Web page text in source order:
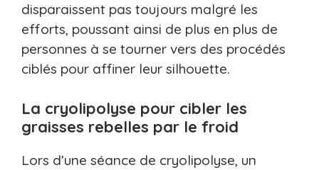
disparaissent pas toujours malgré les
efforts, poussant ainsi de plus en plus de
personnes à se tourner vers des procédés
ciblés pour affiner leur silhouette.
La cryolipolyse pour cibler les
graisses rebelles par le froid
Lors d’une séance de cryolipolyse, un